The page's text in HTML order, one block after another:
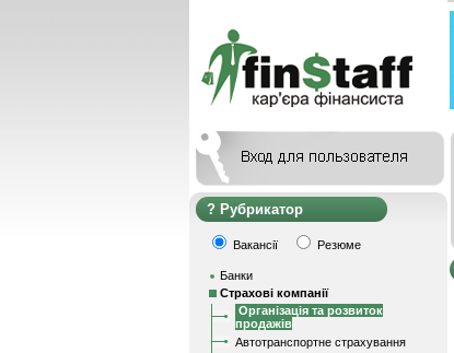
Рубрикатор
Вакансії Резюме
Банки
Страхові компанії
Організація та розвиток
продажів
Автотранспортне страхування